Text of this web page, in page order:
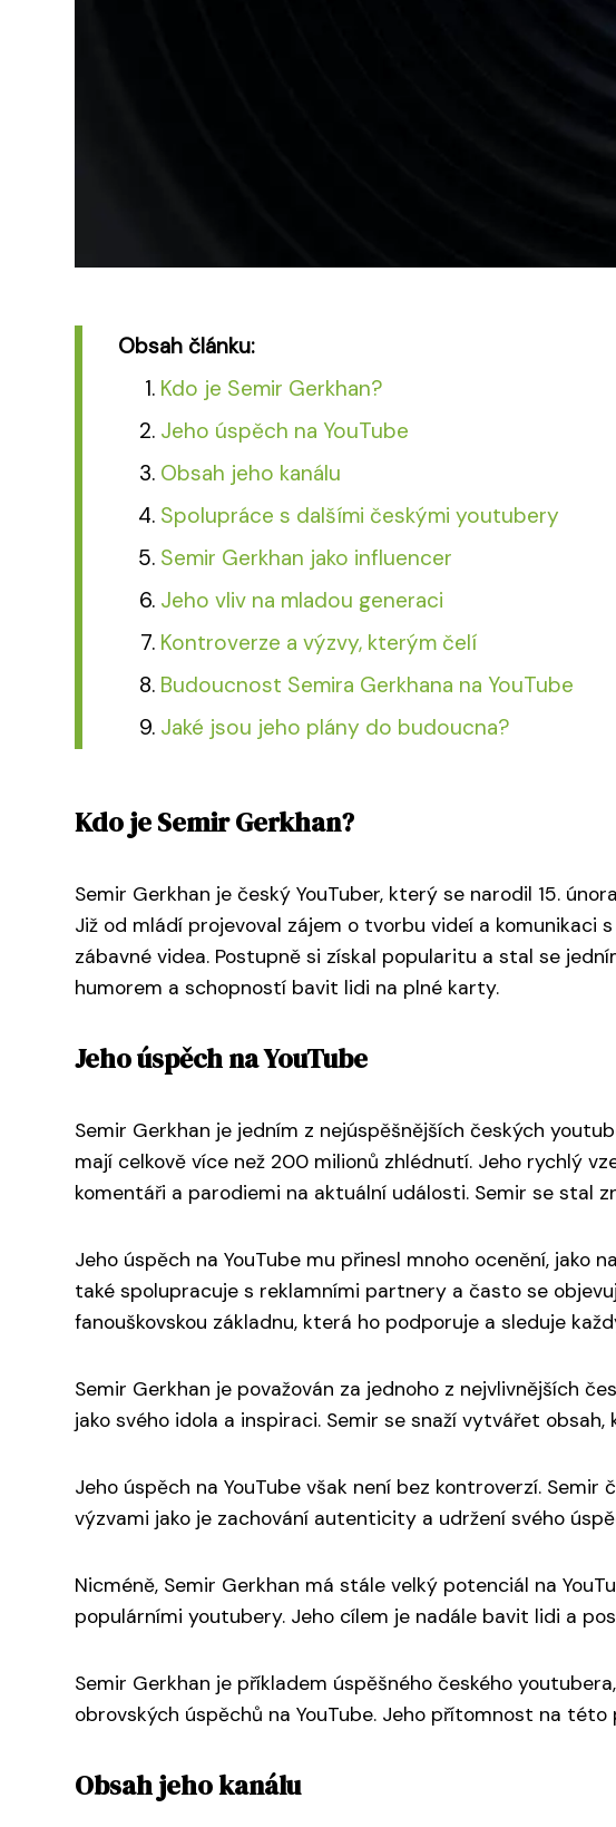
Obsah článku:
Kdo je Semir Gerkhan?
Jeho úspěch na YouTube
Obsah jeho kanálu
Spolupráce s dalšími českými youtubery
Semir Gerkhan jako influencer
Jeho vliv na mladou generaci
Kontroverze a výzvy, kterým čelí
Budoucnost Semira Gerkhana na YouTube
Jaké jsou jeho plány do budoucna?
Kdo je Semir Gerkhan?
Semir Gerkhan je český YouTuber, který se narodil 15.
Již od mládí projevoval zájem o tvorbu videí a komunikaci
zábavné videa. Postupně si získal popularitu a stal se
humorem a schopností bavit lidi na plné karty.
Jeho úspěch na YouTube
Semir Gerkhan je jedním z nejúspěšnějších českých
mají celkově více než 200 milionů zhlédnutí. Jeho rychlý
komentáři a parodiemi na aktuální události. Semir se stal
Jeho úspěch na YouTube mu přinesl mnoho ocenění, jako
také spolupracuje s reklamními partnery a často se
fanouškovskou základnu, která ho podporuje a sleduje
Semir Gerkhan je považován za jednoho z nejvlivnějších
jako svého idola a inspiraci. Semir se snaží vytvářet
Jeho úspěch na YouTube však není bez kontroverzí.
výzvami jako je zachování autenticity a udržení svého
Nicméně, Semir Gerkhan má stále velký potenciál na
populárními youtubery. Jeho cílem je nadále bavit lidi a
Semir Gerkhan je příkladem úspěšného českého
obrovských úspěchů na YouTube. Jeho přítomnost na
Obsah jeho kanálu